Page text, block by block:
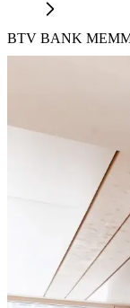
BTV BANK